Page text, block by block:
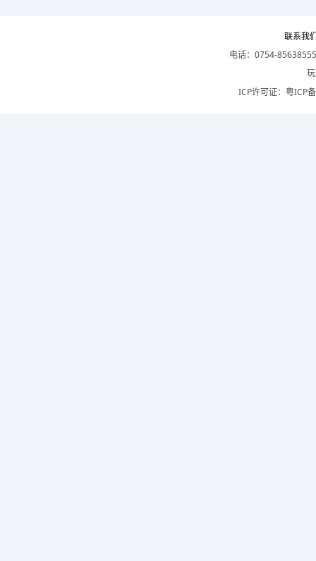
联系我
电话：0754-
ICP许可证： 粤ICP